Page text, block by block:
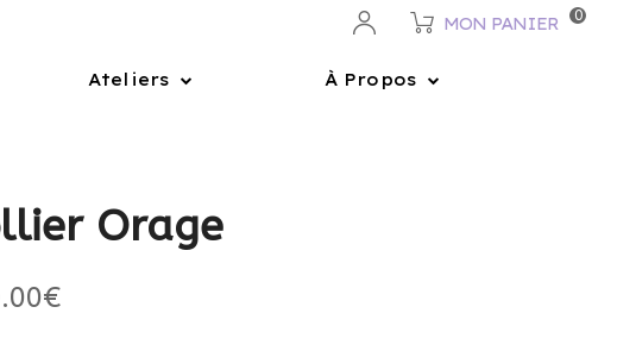
MON PANIER 0
Ateliers À Propos
Orage
€